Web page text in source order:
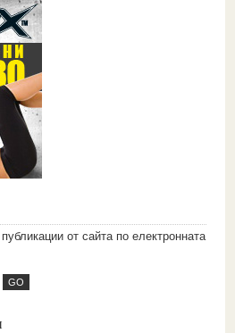
oт caйтa пo eлeктpoннaтa